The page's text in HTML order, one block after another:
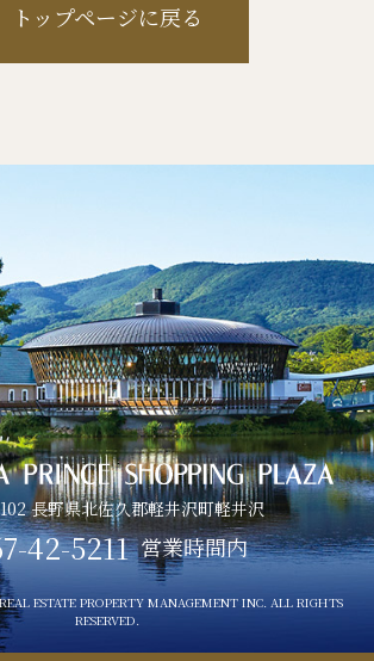
トップページに戻る
長野県北佐久郡軽井沢町軽井沢
42-5211 営業時間内
ESTATE PROPERTY MANAGEMENT INC. ALL RIGHTS
RESERVED.